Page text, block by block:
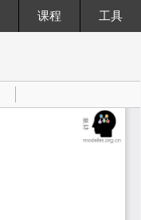
课程 工具